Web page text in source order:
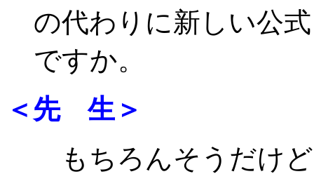
の代わりに新しい公
ですか。
＜先 生＞
もちろんそうだけ